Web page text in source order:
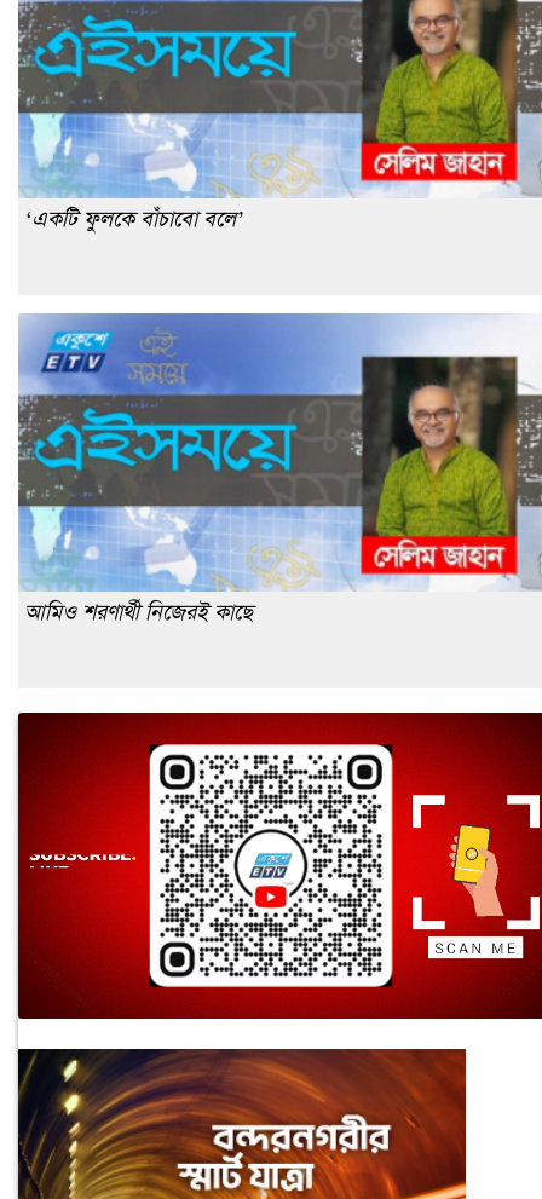
‘একটি ফুলকে বাঁচাবো বলে’
আমিও শরণার্থী নিজেরই কাছে